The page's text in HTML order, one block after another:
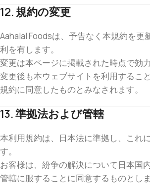
12. 規約の変更
Aahalal Foodsは、予告なく本規約を更
利を有します。
変更は本ページに掲載された時点で効
変更後も本ウェブサイトを利用するこ
規約に同意したものとみなされます。
13. 準拠法および管轄
本利用規約は、日本法に準拠し、これ
す。
お客様は、紛争の解決について日本国
管轄に服することに同意するものとしま